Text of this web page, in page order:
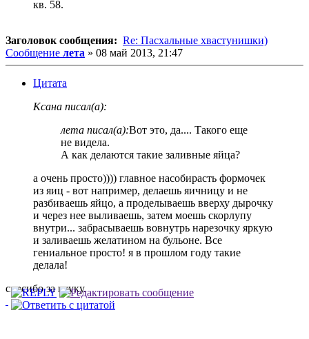
кв. 58.
Заголовок сообщения: Re: Пасхальные хвастунишки)
Сообщение лета » 08 май 2013, 21:47
Цитата
Ксана писал(а):
лета писал(а):Вот это, да.... Такого еще
не видела.
А как делаются такие заливные яйца?
а очень просто)))) главное насобирасть формочек
из яиц - вот например, делаешь яичницу и не
разбиваешь яйцо, а проделываешь вверху дырочку
и через нее выливаешь, затем моешь скорлупу
внутри... забрасываешь вовнутрь нарезочку яркую
и заливаешь желатином на бульоне. Все
гениальное просто! я в прошлом году такие
делала!
спасибо за науку.